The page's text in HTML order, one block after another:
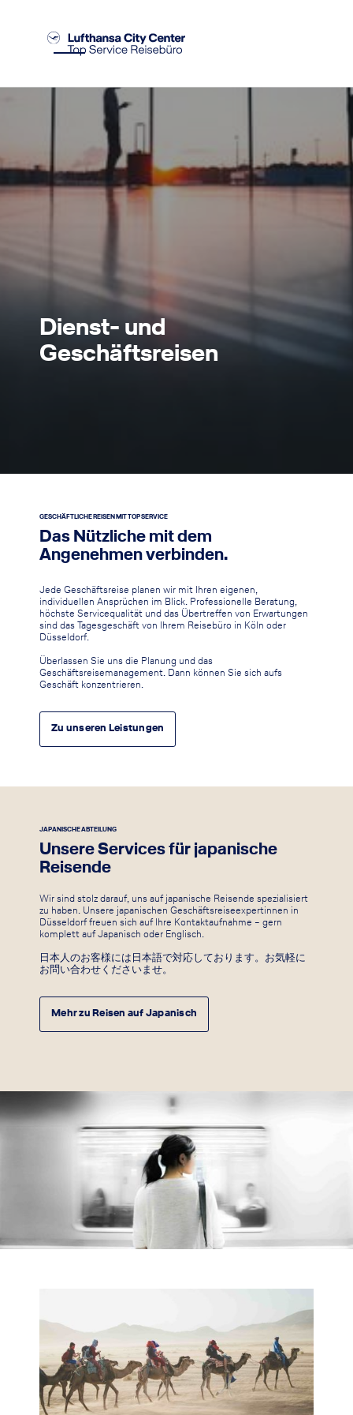
Dienst- und
Geschäftsreisen
GESCHÄFTLICHE REISEN MIT TOP SERVICE
Das Nützliche mit dem
Angenehmen verbinden.
Jede Geschäftsreise planen wir mit Ihren eigenen,
individuellen Ansprüchen im Blick. Professionelle Beratung,
höchste Servicequalität und das Übertreffen von Erwartungen
sind das Tagesgeschäft von Ihrem Reisebüro in Köln oder
Düsseldorf.
Überlassen Sie uns die Planung und das
Geschäftsreisemanagement. Dann können Sie sich aufs
Geschäft konzentrieren.
Zu unseren Leistungen
JAPANISCHE ABTEILUNG
Unsere Services für japanische
Reisende
Wir sind stolz darauf, uns auf japanische Reisende spezialisiert
zu haben. Unsere japanischen Geschäftsreiseexpertinnen in
Düsseldorf freuen sich auf Ihre Kontaktaufnahme – gern
komplett auf Japanisch oder Englisch.
日本人のお客様には日本語で対応しております。お気軽に
お問い合わせくださいませ。
Mehr zu Reisen auf Japanisch